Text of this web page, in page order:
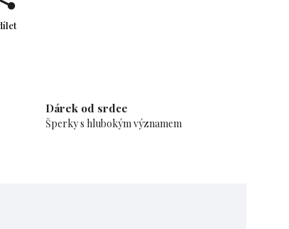
Dárek od srdce
Šperky s hlubokým významem